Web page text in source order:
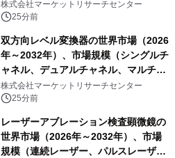
ト、プラスチック、金属）・分析レポ
ートを発表
株式会社マーケットリサーチセンター
25分前
双方向レベル変換器の世界市場（2026
年～2032年）、市場規模（シングルチ
ャネル、デュアルチャネル、マルチチ
ャネル）・分析レポートを発表
株式会社マーケットリサーチセンター
25分前
レーザーアブレーション検査顕微鏡の
世界市場（2026年～2032年）、市場
規模（連続レーザー、パルスレーザ